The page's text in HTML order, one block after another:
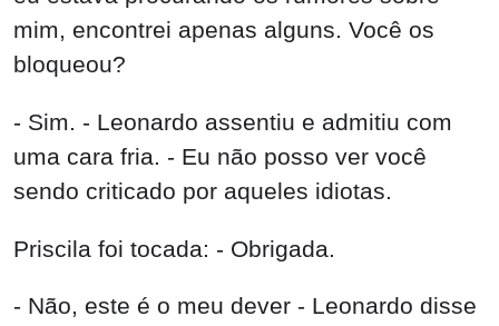
- Não, este é o meu dever - Leonardo disse